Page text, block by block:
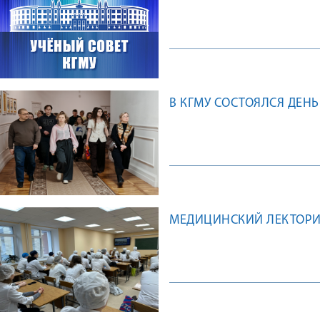
В КГМУ СОСТОЯЛСЯ
МЕДИЦИНСКИЙ